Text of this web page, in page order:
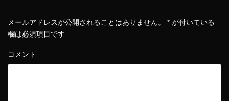
メールアドレスが公開されることはありません。 * が付いている
欄は必須項目です
コメント